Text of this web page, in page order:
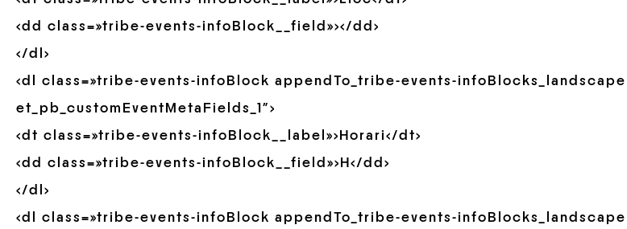
<dd class=»tribe-events-infoBlock__field»></dd>
</dl>
<dl class=»tribe-events-infoBlock appendTo_tribe-events-infoBlocks_landscape
et_pb_customEventMetaFields_1″>
<dt class=»tribe-events-infoBlock__label»>Horari</dt>
<dd class=»tribe-events-infoBlock__field»>H</dd>
</dl>
<dl class=»tribe-events-infoBlock appendTo_tribe-events-infoBlocks_landscape